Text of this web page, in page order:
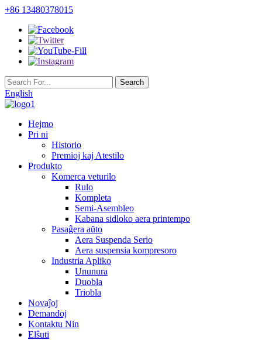
+86 13480378015
English
Hejmo
Pri ni
Historio
Premioj kaj Atestilo
Produkto
Komerca veturilo
Rulo
Kompleta
Semi-Asembleo
Kabana sidloko aera printempo
Pasaĝera aŭto
Aera Suspenda Serio
Aera suspensia kompresoro
Industria Apliko
Ununura
Duobla
Triobla
Novaĵoj
Demandoj
Kontaktu Nin
Elŝuti